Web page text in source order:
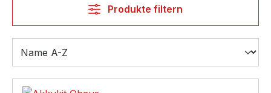
Produkte filtern